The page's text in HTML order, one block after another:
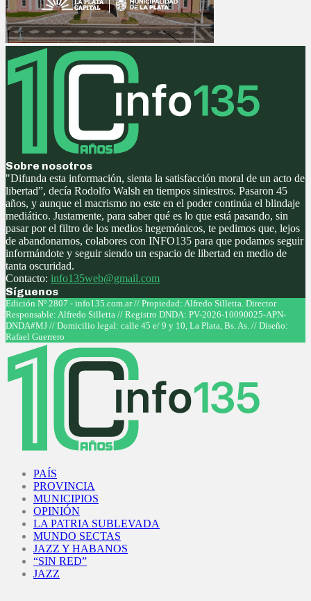
Sobre nosotros
"Difunda esta información, sienta la satisfacción moral de un acto de
libertad”, decía Rodolfo Walsh en tiempos siniestros. Pasaron 45
años, y aunque el macrismo no este en el poder continúa el blindaje
mediático. Justamente, para saber qué es lo que está pasando, sin
pasar por el filtro de los medios hegemónicos, te pedimos que, lejos
de abandonarnos, colabores con INFO135 para que podamos seguir
informándote y seguir siendo un espacio de libertad en medio de
tanta oscuridad.
Contacto: info135web@gmail.com
Síguenos
Facebook
Twitter
Instagram
Youtube
Edición Nº 2807 - info135.com.ar // Propiedad: Alfredo Silletta. Director
Responsable: Alfredo Silletta // Registro DNDA: PV-2026-10090025-APN-
DNDA#MJ // Domicilio legal: calle 45 e/ 9 y 10, La Plata, Bs. As. // Diseño:
Rafael Guerrero
PAÍS
PROVINCIA
MUNICIPIOS
OPINIÓN
LA PATRIA SUBLEVADA
MUNDO SECTAS
JAZZ Y HABANOS
“SIN RED”
JAZZ